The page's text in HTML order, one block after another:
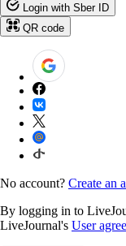
Login with Sber ID
QR code
No account? Create an
By logging in to
LiveJournal's User